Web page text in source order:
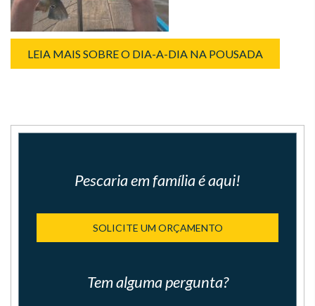
LEIA MAIS SOBRE O DIA-A-DIA NA POUSADA
Pescaria em família é aqui!
SOLICITE UM ORÇAMENTO
Tem alguma pergunta?